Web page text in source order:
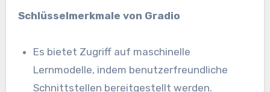
Schlüsselmerkmale von Gradio
Es bietet Zugriff auf maschinelle
Lernmodelle, indem benutzerfreundliche
Schnittstellen bereitgestellt werden.